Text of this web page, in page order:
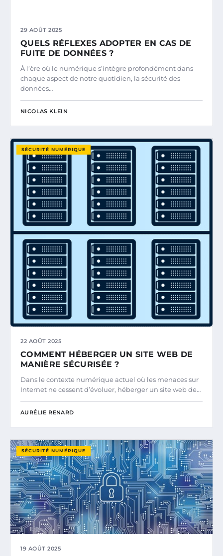
29 AOÛT 2025
QUELS RÉFLEXES ADOPTER EN CAS DE
FUITE DE DONNÉES ?
À l’ère où le numérique s’intègre profondément dans
chaque aspect de notre quotidien, la sécurité des
données…
NICOLAS KLEIN
SÉCURITÉ NUMÉRIQUE
22 AOÛT 2025
COMMENT HÉBERGER UN SITE WEB DE
MANIÈRE SÉCURISÉE ?
Dans le contexte numérique actuel où les menaces sur
Internet ne cessent d’évoluer, héberger un site web de…
AURÉLIE RENARD
SÉCURITÉ NUMÉRIQUE
19 AOÛT 2025